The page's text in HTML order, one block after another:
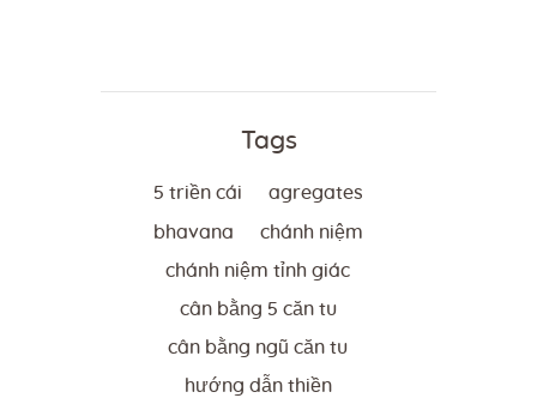
Tags
5 triền cái agregates
bhavana chánh niệm
chánh niệm tỉnh giác
cân bằng 5 căn tu
cân bằng ngũ căn tu
hướng dẫn thiền